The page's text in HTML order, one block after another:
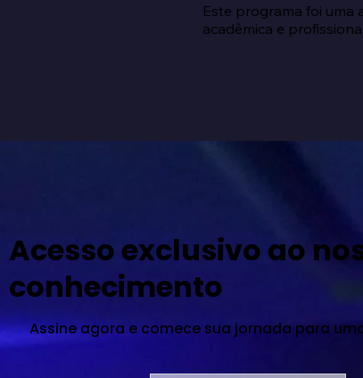
Este programa foi uma
acadêmica e
Acesso exclusivo ao
conhecimento
Assine agora e comece sua jornada para